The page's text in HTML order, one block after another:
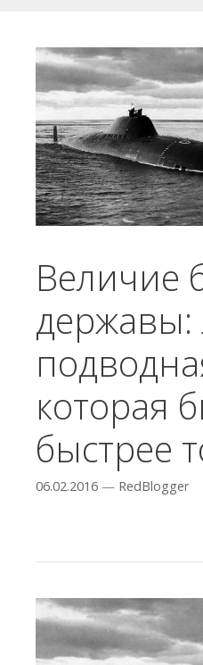
Величие
которая
быстрее
06.02.2016 — RedBlogger